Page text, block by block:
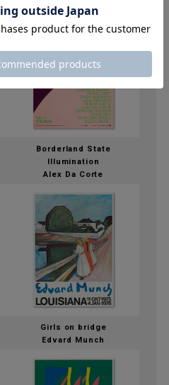
Borderland State
Illumination
Alex Da Corte
Girls on bridge
Edvard Munch